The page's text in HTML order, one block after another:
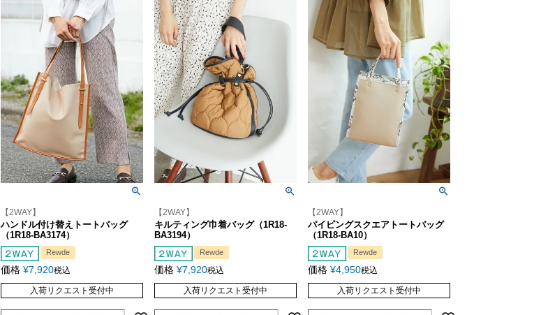
【2WAY】
ハンドル付け替えトートバッグ
（1R18-BA3174）
Rewde
価格 ¥7,920税込
入荷リクエスト受付中
【2WAY】
キルティング巾着バッグ（1R18-
BA3194）
Rewde
価格 ¥7,920税込
入荷リクエスト受付中
【2WAY】
パイピングスクエアトートバッグ
（1R18-BA10）
Rewde
価格 ¥4,950税込
入荷リクエスト受付中